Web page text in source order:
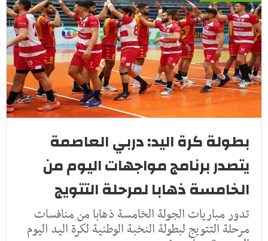
بطولة كرة اليد: دربي العاصمة
يتصدر برنامج مواجهات اليوم من
الخامسة ذهابا لمرحلة التتويج
تدور مباريات الجولة الخامسة ذهابا من منافسات
مرحلة التتويج لبطولة النخبة الوطنية لكرة اليد اليوم